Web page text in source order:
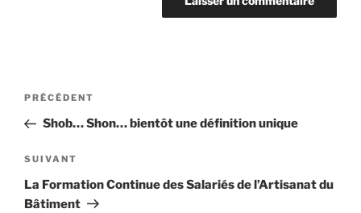
Navigation
l’article
Article
précédent
PRÉCÉDENT
Shob… Shon… bientôt une définition unique
Article
suivant
SUIVANT
La Formation Continue des Salariés de l’Artisanat du
Bâtiment